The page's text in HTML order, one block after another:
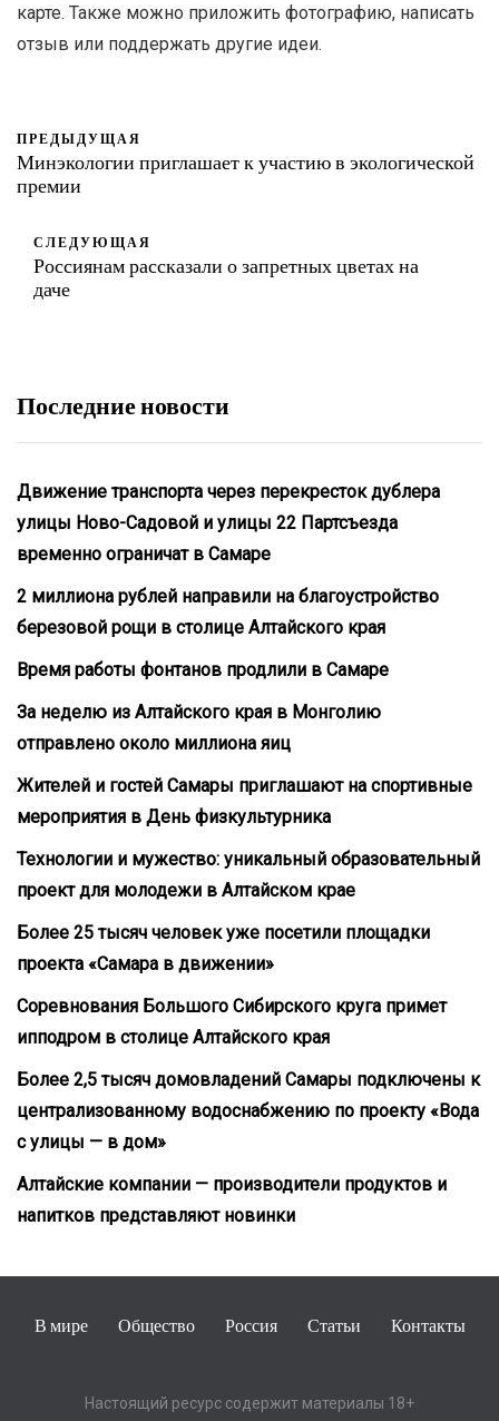
карте. Также можно приложить фотографию, написать
отзыв или поддержать другие идеи.
ПРЕДЫДУЩАЯ
Минэкологии приглашает к участию в экологической
премии
СЛЕДУЮЩАЯ
Россиянам рассказали о запретных цветах на
даче
Последние новости
Движение транспорта через перекресток дублера
улицы Ново-Садовой и улицы 22 Партсъезда
временно ограничат в Самаре
2 миллиона рублей направили на благоустройство
березовой рощи в столице Алтайского края
Время работы фонтанов продлили в Самаре
За неделю из Алтайского края в Монголию
отправлено около миллиона яиц
Жителей и гостей Самары приглашают на спортивные
мероприятия в День физкультурника
Технологии и мужество: уникальный образовательный
проект для молодежи в Алтайском крае
Более 25 тысяч человек уже посетили площадки
проекта «Самара в движении»
Соревнования Большого Сибирского круга примет
ипподром в столице Алтайского края
Более 2,5 тысяч домовладений Самары подключены к
централизованному водоснабжению по проекту «Вода
с улицы — в дом»
Алтайские компании — производители продуктов и
напитков представляют новинки
В мире Общество Россия Статьи Контакты
Настоящий ресурс содержит материалы 18+